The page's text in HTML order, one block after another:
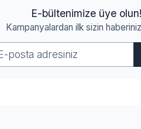
E-bültenimize üye olun!
Kampanyalardan ilk sizin